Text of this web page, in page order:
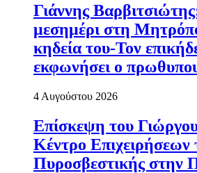
Γιάννης
μεσημέρι στη
κηδεία του-Τον
εκφωνήσει ο
4 Αυγούστου 2026
Επίσκεψη του
Κέντρο Επιχειρήσεων
Πυροσβεστικής στην